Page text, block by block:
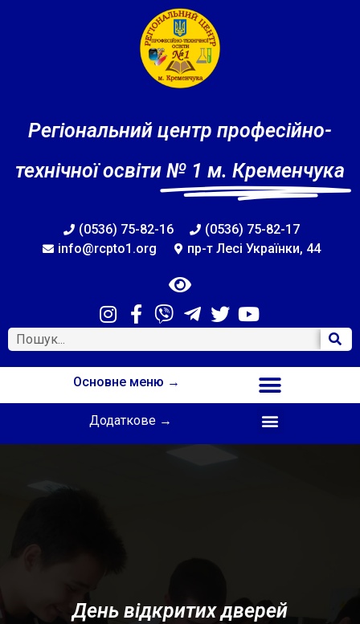
Регіональний центр професійно-
технічної освіти № 1 м. Кременчука
(0536) 75-82-16
(0536) 75-82-17
info@rcpto1.org
пр-т Лесі Українки, 44
Основне меню →
Додаткове →
День відкритих дверей